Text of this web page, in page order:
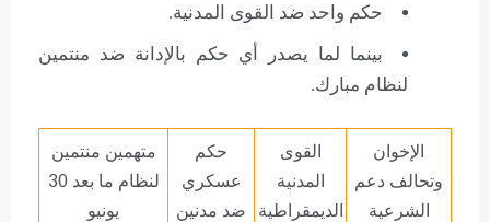
حكم واحد ضد القوى المدنية.
بينما لما يصدر أي حكم بالإدانة ضد منتمين
لنظام مبارك.
الإخوان
وتحالف دعم
الشرعية
القوى
المدنية
الديمقراطية
حكم
عسكري
ضد مدنين
متهمين منتمين
لنظام ما بعد 30
يونيو